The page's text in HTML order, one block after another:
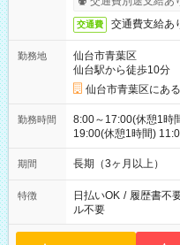
交通費 交通費支給
勤務地
仙台市青葉区
仙台駅から徒歩10分
仙台市青葉区にあ
勤務時間
8:00～17:00(休憩1時
19:00(休憩1時間)
期間 長期（3ヶ月以上）
特徴 日払いOK / 履歴書不
ル不要